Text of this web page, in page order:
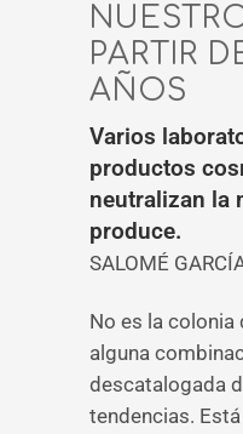
PARTIR
AÑOS
Varios
productos
neutralizan la
produce.
SALOMÉ
No es la colonia
alguna
descatalogada
tendencias.